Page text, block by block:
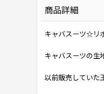
商品詳細
キャバスーツ☆リ
キャバスーツの生
以前販売していた